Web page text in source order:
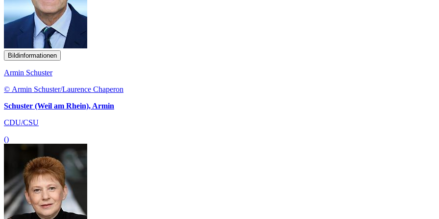
Bildinformationen
Armin Schuster
© Armin Schuster/Laurence Chaperon
Schuster (Weil am Rhein), Armin
CDU/CSU
()